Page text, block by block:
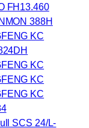
FH13.460
388H
KC
KC
KC
KC
SCS 24/L-